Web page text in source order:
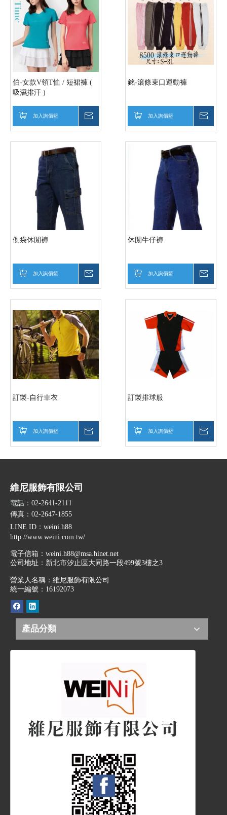
伯-女款V領T恤 / 短裙褲 (
吸濕排汗 )
加入詢價籃
銘-滾條束口運動褲
加入詢價籃
側袋休閒褲
加入詢價籃
休閒牛仔褲
加入詢價籃
訂製-自行車衣
加入詢價籃
訂製排球服
加入詢價籃
維尼服飾有限公司
電話：02-2641-2111
傳真：02-2647-1855
LINE ID ：weini.h88
http://www.weini.com.tw/
電子信箱： weini.h88@msa.hinet.net
公司地址： 新北市汐止區大同路一段499號3樓之3
營業人名稱：維尼服飾有限公司
統一編號：16192073
產品分類